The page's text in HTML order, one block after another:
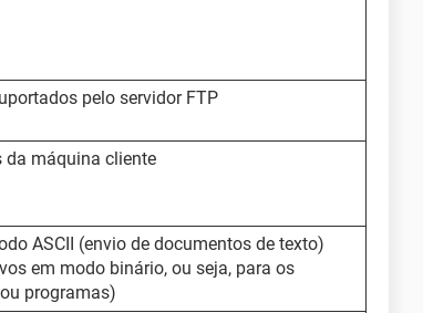
pelo servidor FTP
da máquina cliente
ASCII (envio de documentos de texto)
em modo binário, ou seja, para os
programas)